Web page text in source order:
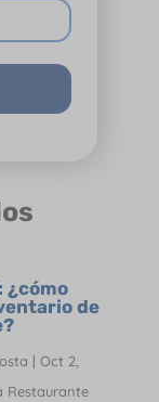
¿cómo
de
| Oct 2,
Restaurante